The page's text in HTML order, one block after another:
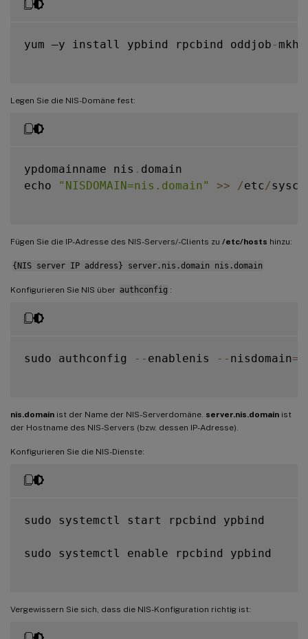
yum –y install ypbind rpcbind oddjob -
Legen Sie die NIS-Domäne fest:
ypdomainname nis . domain
echo
"NISDOMAIN=nis.domain" >> /etc/
Fügen Sie die IP-Adresse des NIS-Servers/-Clients zu /etc/hosts hinzu:
{NIS server IP address} server.nis.domain nis.domain
Konfigurieren Sie NIS über authconfig :
sudo authconfig -- enablenis -- nisdomain=
nis.domain ist der Name der NIS-Serverdomäne. server.nis.domain ist
der Hostname des NIS-Servers (bzw. dessen IP-Adresse).
Konfigurieren Sie die NIS-Dienste:
sudo systemctl start rpcbind ypbind
sudo systemctl enable rpcbind ypbind
Vergewissern Sie sich, dass die NIS-Konfiguration richtig ist: